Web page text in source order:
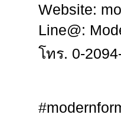
Website:
Line@:
โทร. 0-